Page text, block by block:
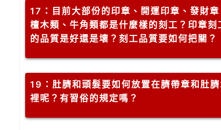
17 ：目前大部份的印章、開運印章、發財
檀木類、牛角類都是什麼樣的刻工？印章刻
的品質是好還是壞？刻工品質要如何把關？
19 ：肚臍和頭髮要如何放置在臍帶章和肚
裡呢？有習俗的規定嗎？